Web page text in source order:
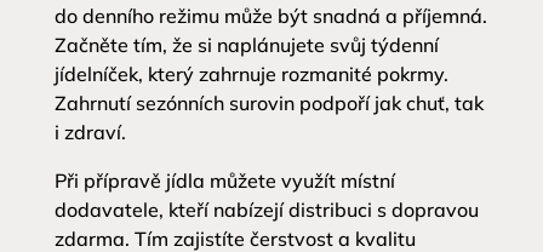
do denního režimu může být snadná a příjemná.
Začněte tím, že si naplánujete svůj týdenní
jídelníček, který zahrnuje rozmanité pokrmy.
Zahrnutí sezónních surovin podpoří jak chuť, tak
i zdraví.
Při přípravě jídla můžete využít místní
dodavatele, kteří nabízejí distribuci s dopravou
zdarma. Tím zajistíte čerstvost a kvalitu